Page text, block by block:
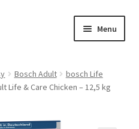
Menu
vybavení
Bosch Adult
bosch Life
Life & Care Chicken – 12,5 kg